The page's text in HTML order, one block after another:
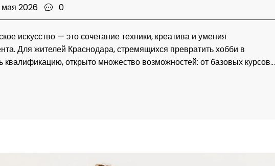
мая 2026 0
искусство — это сочетание техники, креатива и умения
Для жителей Краснодара, стремящихся превратить хобби в
открыто множество возможностей: от базовых курсов…